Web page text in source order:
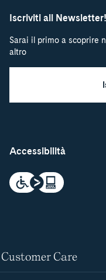
Accessibilità
Customer Care
Iscriviti all Newsletter!
Sarai il primo a scoprire
altro